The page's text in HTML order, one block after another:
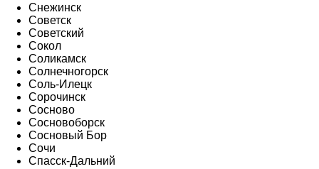
Снежинск
Советск
Советский
Сокол
Соликамск
Солнечногорск
Соль-Илецк
Сорочинск
Сосново
Сосновоборск
Сосновый Бор
Сочи
Спасск-Дальний